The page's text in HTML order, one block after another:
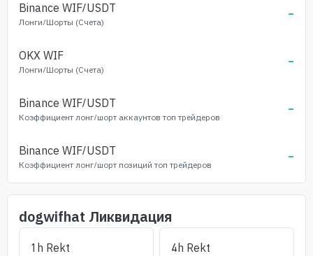
Binance WIF/USDT
Лонги/Шорты (Счета) -
OKX WIF
Лонги/Шорты (Счета) -
Binance WIF/USDT
Коэффициент лонг/шорт аккаунтов топ трейдеров -
Binance WIF/USDT
Коэффициент лонг/шорт позиций топ трейдеров -
dogwifhat Ликвидация
1h Rekt
4h Rekt